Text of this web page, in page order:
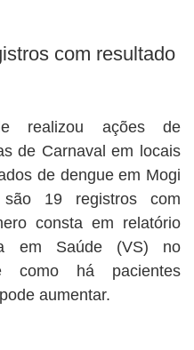
com resultado
realizou ações de
de Carnaval em locais
de dengue em Mogi
são 19 registros com
consta em relatório
em Saúde (VS) no
como há pacientes
aumentar.